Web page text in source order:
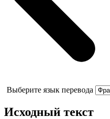
Выберите язык перевода
Исходный текст